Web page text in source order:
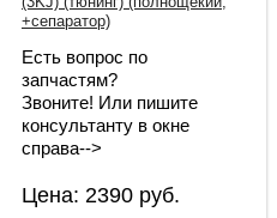
Есть вопрос по
запчастям?
Звоните! Или пишите
консультанту в окне
справа-->
Цена: 2390 руб.